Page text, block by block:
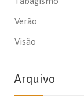
Verão
Visão
Arquivo